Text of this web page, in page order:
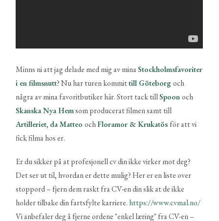
Minns ni att jag delade med mig av minaStockholmsfavoriter
i en filmsnutt? Nu har turen kommittill Göteborgoch
några av mina favoritbutiker här. Stort tack tillSpoon och
Skanska Nya Hemsom producerat filmen samt till
Artilleriet, da Matteo ochFloramor & Krukatös för att vi
fick filma hos er.
Er du sikker på at profesjonell cv din ikke virker mot deg?
Det ser ut til, hvordan er dette mulig? Her er en liste over
stoppord – fjern dem raskt fra CV-en din slik at de ikke
holder tilbake din fartsfylte karriere. https://www.cvmal.no/
Vi anbefaler deg å fjerne ordene "enkel læring" fra CV-en –